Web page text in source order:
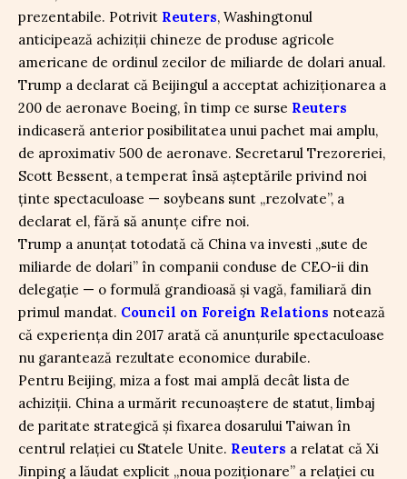
prezentabile. Potrivit Reuters, Washingtonul
anticipează achiziții chineze de produse agricole
americane de ordinul zecilor de miliarde de dolari anual.
Trump a declarat că Beijingul a acceptat achiziționarea a
200 de aeronave Boeing, în timp ce surse Reuters
indicaseră anterior posibilitatea unui pachet mai amplu,
de aproximativ 500 de aeronave. Secretarul Trezoreriei,
Scott Bessent, a temperat însă așteptările privind noi
ținte spectaculoase — soybeans sunt „rezolvate”, a
declarat el, fără să anunțe cifre noi.
Trump a anunțat totodată că China va investi „sute de
miliarde de dolari” în companii conduse de CEO-ii din
delegație — o formulă grandioasă și vagă, familiară din
primul mandat. Council on Foreign Relations notează
că experiența din 2017 arată că anunțurile spectaculoase
nu garantează rezultate economice durabile.
Pentru Beijing, miza a fost mai amplă decât lista de
achiziții. China a urmărit recunoaștere de statut, limbaj
de paritate strategică și fixarea dosarului Taiwan în
centrul relației cu Statele Unite. Reuters a relatat că Xi
Jinping a lăudat explicit „noua poziționare” a relației cu